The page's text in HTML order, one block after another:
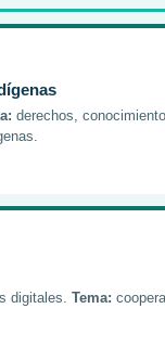
derechos,
digitales. Tema: